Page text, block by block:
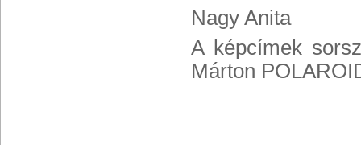
Nagy Anita
A képcímek
Márton